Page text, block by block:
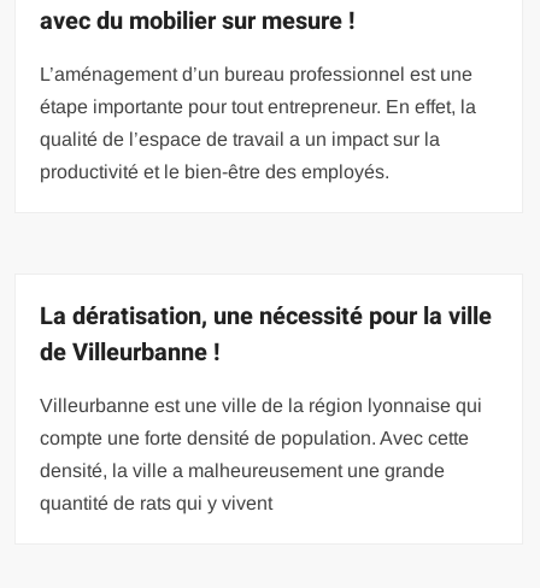
avec du mobilier sur mesure !
L’aménagement d’un bureau professionnel est une
étape importante pour tout entrepreneur. En effet, la
qualité de l’espace de travail a un impact sur la
productivité et le bien-être des employés.
La dératisation, une nécessité pour la ville
de Villeurbanne !
Villeurbanne est une ville de la région lyonnaise qui
compte une forte densité de population. Avec cette
densité, la ville a malheureusement une grande
quantité de rats qui y vivent